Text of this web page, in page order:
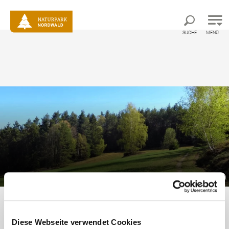
Diese Webseite verwendet Cookies
Direkt zur Volltextsuche
Direkt zum Inhalt
SUCHE MENÜ
©